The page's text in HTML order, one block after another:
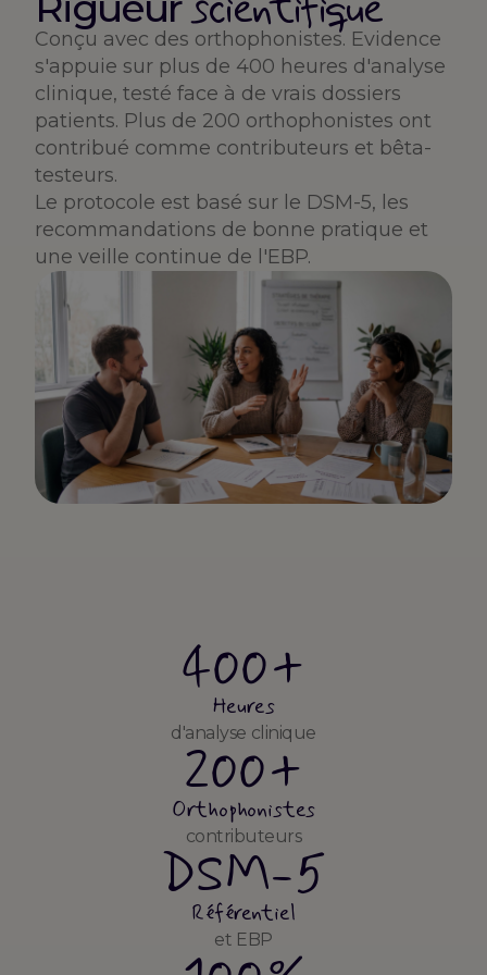
Conçu avec des orthophonistes. Evidence
s'appuie sur plus de 400 heures d'analyse
clinique, testé face à de vrais dossiers
patients. Plus de 200 orthophonistes ont
contribué comme contributeurs et bêta-
testeurs.
Le protocole est basé sur le DSM-5, les
recommandations de bonne pratique et
une veille continue de l'EBP.
400+
Heures
d'analyse clinique
200+
Orthophonistes
contributeurs
DSM-5
Référentiel
et EBP